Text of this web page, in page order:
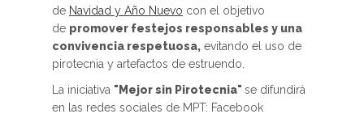
de Navidad y Año Nuevo con el objetivo
de promover festejos responsables y una
convivencia respetuosa, evitando el uso de
pirotecnia y artefactos de estruendo.
La iniciativa "Mejor sin Pirotecnia" se difundirá
en las redes sociales de MPT: Facebook